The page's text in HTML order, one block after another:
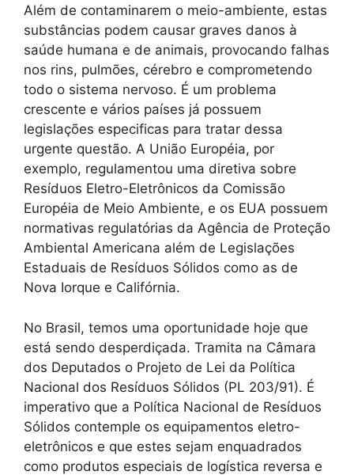
Além de contaminarem o meio-ambiente, estas
substâncias podem causar graves danos à
saúde humana e de animais, provocando falhas
nos rins, pulmões, cérebro e comprometendo
todo o sistema nervoso. É um problema
crescente e vários países já possuem
legislações especificas para tratar dessa
urgente questão. A União Européia, por
exemplo, regulamentou uma diretiva sobre
Resíduos Eletro-Eletrônicos da Comissão
Européia de Meio Ambiente, e os EUA possuem
normativas regulatórias da Agência de Proteção
Ambiental Americana além de Legislações
Estaduais de Resíduos Sólidos como as de
Nova Iorque e Califórnia.
No Brasil, temos uma oportunidade hoje que
está sendo desperdiçada. Tramita na Câmara
dos Deputados o Projeto de Lei da Política
Nacional dos Resíduos Sólidos (PL 203/91). É
imperativo que a Política Nacional de Resíduos
Sólidos contemple os equipamentos eletro-
eletrônicos e que estes sejam enquadrados
como produtos especiais de logística reversa e